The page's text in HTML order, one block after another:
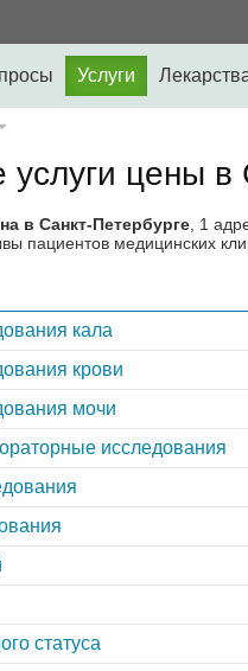
Услуги
цены в
в Санкт-Петербурге , 1
пациентов медицинских
кала
крови
мочи
исследования
статуса